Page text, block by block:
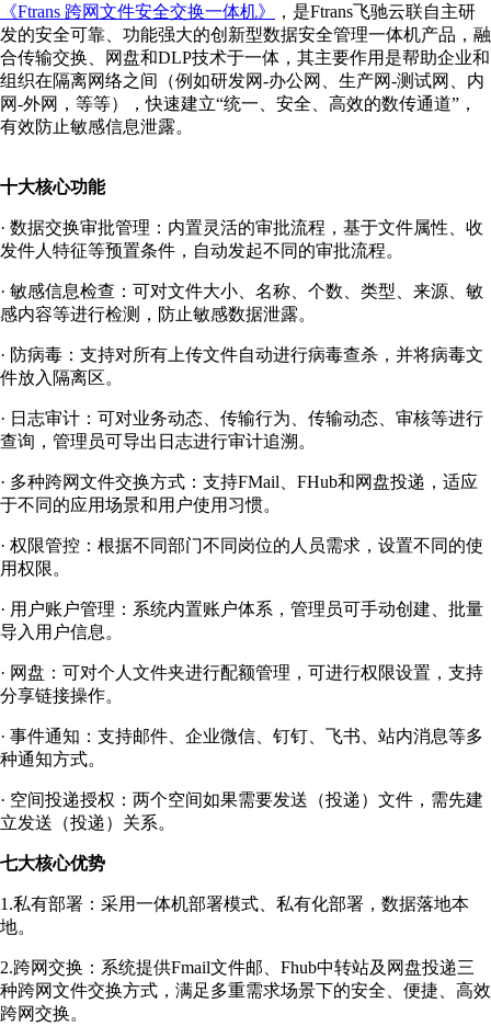
《Ftrans 跨网文件安全交换一体机》
，是Ftrans飞驰云联自主研
发的安全可靠、功能强大的创新型数据安全管理一体机产品，融
合传输交换、网盘和DLP技术于一体，其主要作用是帮助企业和
组织在隔离网络之间（例如研发网-办公网、生产网-测试网、内
网-外网，等等），快速建立“统一、安全、高效的数传通道”，
有效防止敏感信息泄露。
十大核心功能
· 数据交换审批管理：内置灵活的审批流程，基于文件属性、收
发件人特征等预置条件，自动发起不同的审批流程。
· 敏感信息检查：可对文件大小、名称、个数、类型、来源、敏
感内容等进行检测，防止敏感数据泄露。
· 防病毒：支持对所有上传文件自动进行病毒查杀，并将病毒文
件放入隔离区。
· 日志审计：可对业务动态、传输行为、传输动态、审核等进行
查询，管理员可导出日志进行审计追溯。
· 多种跨网文件交换方式：支持FMail、FHub和网盘投递，适应
于不同的应用场景和用户使用习惯。
· 权限管控：根据不同部门不同岗位的人员需求，设置不同的使
用权限。
· 用户账户管理：系统内置账户体系，管理员可手动创建、批量
导入用户信息。
· 网盘：可对个人文件夹进行配额管理，可进行权限设置，支持
分享链接操作。
· 事件通知：支持邮件、企业微信、钉钉、飞书、站内消息等多
种通知方式。
· 空间投递授权：两个空间如果需要发送（投递）文件，需先建
立发送（投递）关系。
七大核心优势
1.私有部署：采用一体机部署模式、私有化部署，数据落地本
地。
2.跨网交换：系统提供Fmail文件邮、Fhub中转站及网盘投递三
种跨网文件交换方式，满足多重需求场景下的安全、便捷、高效
跨网交换。